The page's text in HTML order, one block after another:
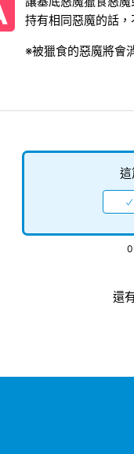
持有相同惡魔的話
※被獵食的惡魔將會
這
0
還